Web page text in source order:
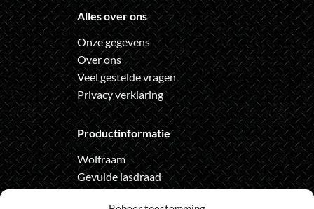
Alles over ons
Onze gegevens
Over ons
Veel gestelde vragen
Privacy verklaring
Productinformatie
Wolfraam
Gevulde lasdraad